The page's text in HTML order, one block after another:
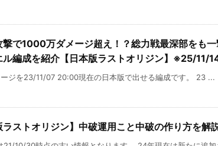
撃で1000万ダメージ超え！？総力戦最深部をも
ル編成を紹介【日本版ラストオリジン】※25/11/
ジを23/11/07 20:00現在の日本版で出せる編成です。 23 ...
ラストオリジン】中破運用こと中破の作り方を解